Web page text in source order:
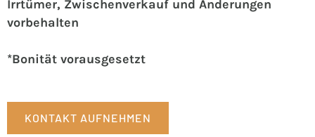
Irrtümer, Zwischenverkauf und Änderungen
vorbehalten
*Bonität vorausgesetzt
KONTAKT AUFNEHMEN